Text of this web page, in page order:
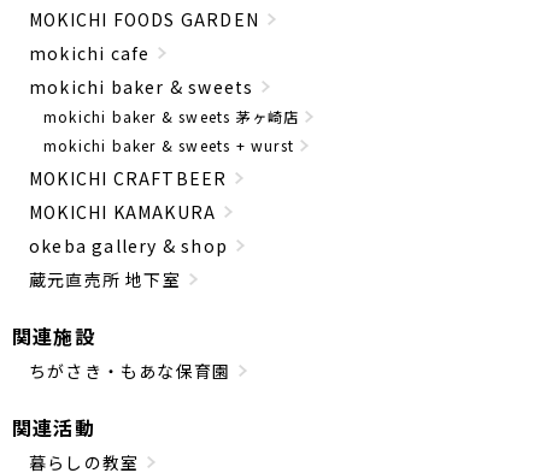
MOKICHI FOODS GARDEN
mokichi cafe
mokichi baker & sweets
mokichi baker & sweets 茅ヶ崎店
mokichi baker & sweets + wurst
MOKICHI CRAFTBEER
MOKICHI KAMAKURA
okeba gallery & shop
蔵元直売所 地下室
関連施設
ちがさき・もあな保育園
関連活動
暮らしの教室